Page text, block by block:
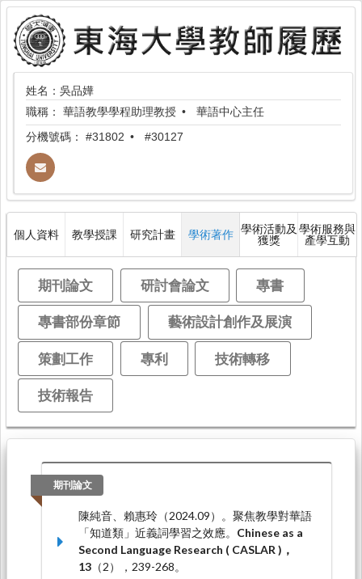
姓名：吳品嬅
職稱： 華語教學學程助理教授
華語中心主任
分機號碼： #31802 #30127
個人資料 教學授課 研究計畫 學術著作 學術活動及
獲獎
學術服務與
產學互動
期刊論文 研討會論文 專書
專書部份章節 藝術設計創作及展演
策劃工作 專利 技術轉移
技術報告
期刊論文
陳純音、賴惠玲（2024.09）。聚焦教學對華語
「知道類」近義詞學習之效應。 Chinese as a
Second Language Research ( CASLAR )，
13 （2），239-268。